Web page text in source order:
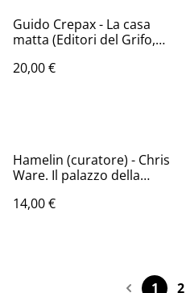
Guido Crepax - La casa
matta (Editori del Grifo,
20,00 €
Hamelin (curatore) - Chris
Ware. Il palazzo della
interviste (Coconino
14,00 €
1 2